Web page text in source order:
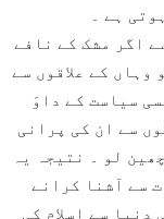
ہے ۔
اگر مشک کے نافے
کے علاقوں سے
سیاست کے داوَ
سے ان کی پرانی
لو ۔ نتیجہ یہ
سے آشنا کرانے
دنیا سے اسلام کی